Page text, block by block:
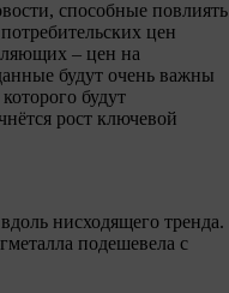
способные повлиять
цен
– цен на
будут очень важны
будут
рост ключевой
нисходящего тренда.
подешевела с